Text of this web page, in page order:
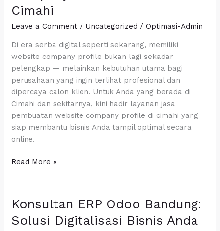
Cimahi
Leave a Comment / Uncategorized /Optimasi-Admin
Di era serba digital seperti sekarang, memiliki
website company profile bukan lagi sekadar
pelengkap — melainkan kebutuhan utama bagi
perusahaan yang ingin terlihat profesional dan
dipercaya calon klien. Untuk Anda yang berada di
Cimahi dan sekitarnya, kini hadir layanan jasa
pembuatan website company profile di cimahi yang
siap membantu bisnis Anda tampil optimal secara
online.
Company
Profile
di
Cimahi
Read More »
Konsultan ERP Odoo Bandung:
Solusi Digitalisasi Bisnis Anda
Konsultan
Odoo